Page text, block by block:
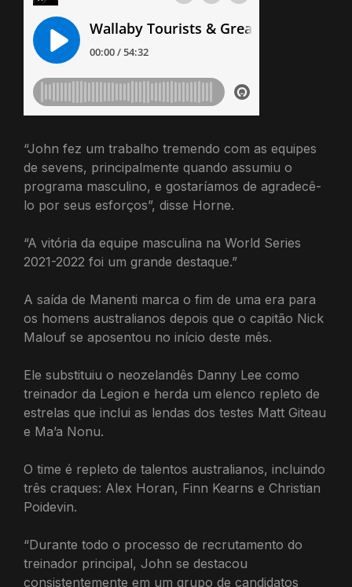
“John fez um trabalho tremendo com as equipes
de sevens, principalmente quando assumiu o
programa masculino, e gostaríamos de agradecê-
lo por seus esforços”, disse Horne.
“A vitória da equipe masculina na World Series
2021-2022 foi um grande destaque.”
A saída de Manenti marca o fim de uma era para
os homens australianos depois que o capitão Nick
Malouf se aposentou no início deste mês.
Ele substituiu o neozelandês Danny Lee como
treinador da Legion e herda um elenco repleto de
estrelas que inclui as lendas dos testes Matt Giteau
e Ma’a Nonu.
O time é repleto de talentos australianos, incluindo
três craques: Alex Horan, Finn Kearns e Christian
Poidevin.
“Durante todo o processo de recrutamento do
treinador principal, John se destacou
consistentemente em um grupo de candidatos